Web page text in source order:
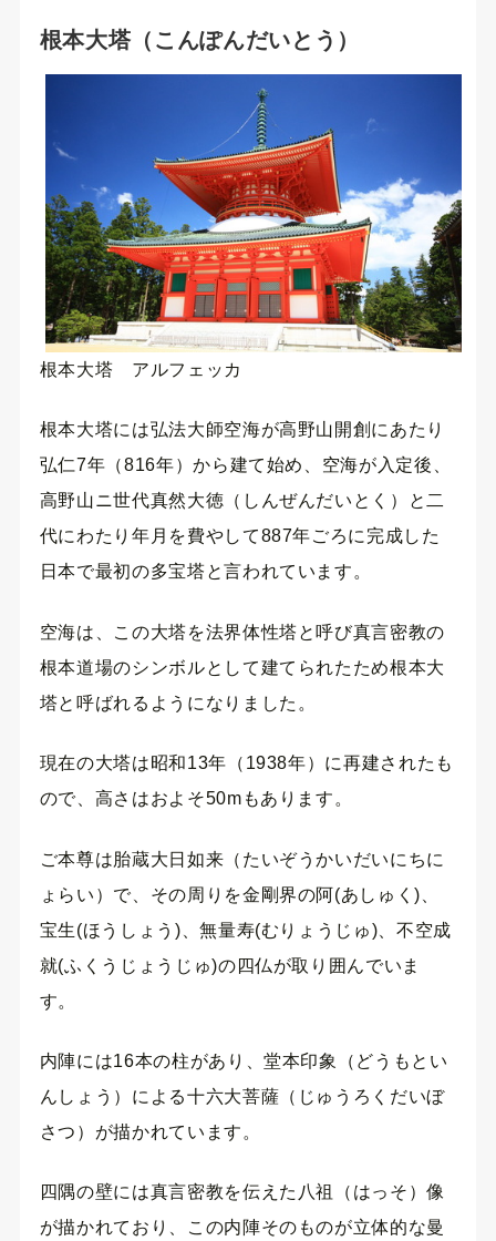
根本大塔（こんぽんだいとう）
根本大塔 アルフェッカ
根本大塔には弘法大師空海が高野山開創にあたり
弘仁7年（816年）から建て始め、空海が入定後、
高野山ニ世代真然大徳（しんぜんだいとく）と二
代にわたり年月を費やして887年ごろに完成した
日本で最初の多宝塔と言われています。
空海は、この大塔を法界体性塔と呼び真言密教の
根本道場のシンボルとして建てられたため根本大
塔と呼ばれるようになりました。
現在の大塔は昭和13年（1938年）に再建されたも
ので、高さはおよそ50mもあります。
ご本尊は胎蔵大日如来（たいぞうかいだいにちに
ょらい）で、その周りを金剛界の阿(あしゅく)、
宝生(ほうしょう)、無量寿(むりょうじゅ)、不空成
就(ふくうじょうじゅ)の四仏が取り囲んでいま
す。
内陣には16本の柱があり、堂本印象（どうもとい
んしょう）による十六大菩薩（じゅうろくだいぼ
さつ）が描かれています。
四隅の壁には真言密教を伝えた八祖（はっそ）像
が描かれており、この内陣そのものが立体的な曼